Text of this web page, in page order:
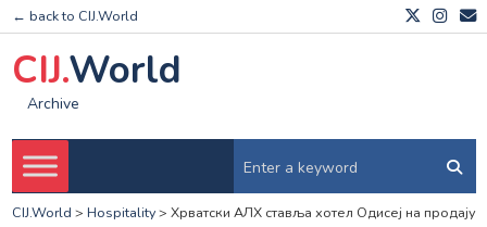
← back to CIJ.World
CIJ.World
Archive
CIJ.World > Hospitality> Хрватски АЛХ ставља хотел Одисеј на продају